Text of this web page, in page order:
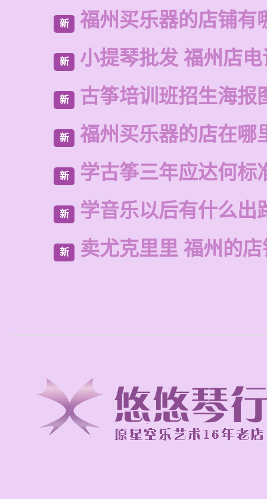
新 福州买乐器的店铺有
新 小提琴批发 福州店
新 古筝培训班招生海报
新 福州买乐器的店在哪
新 学古筝三年应达何标
新 学音乐以后有什么出
新 卖尤克里里 福州的